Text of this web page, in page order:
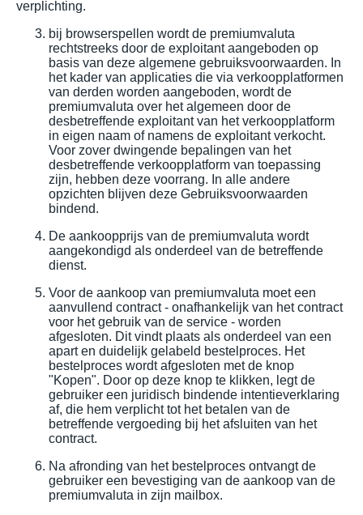
verplichting.
bij browserspellen wordt de premiumvaluta
rechtstreeks door de exploitant aangeboden op
basis van deze algemene gebruiksvoorwaarden. In
het kader van applicaties die via verkoopplatformen
van derden worden aangeboden, wordt de
premiumvaluta over het algemeen door de
desbetreffende exploitant van het verkoopplatform
in eigen naam of namens de exploitant verkocht.
Voor zover dwingende bepalingen van het
desbetreffende verkoopplatform van toepassing
zijn, hebben deze voorrang. In alle andere
opzichten blijven deze Gebruiksvoorwaarden
bindend.
De aankoopprijs van de premiumvaluta wordt
aangekondigd als onderdeel van de betreffende
dienst.
Voor de aankoop van premiumvaluta moet een
aanvullend contract - onafhankelijk van het contract
voor het gebruik van de service - worden
afgesloten. Dit vindt plaats als onderdeel van een
apart en duidelijk gelabeld bestelproces. Het
bestelproces wordt afgesloten met de knop
"Kopen". Door op deze knop te klikken, legt de
gebruiker een juridisch bindende intentieverklaring
af, die hem verplicht tot het betalen van de
betreffende vergoeding bij het afsluiten van het
contract.
Na afronding van het bestelproces ontvangt de
gebruiker een bevestiging van de aankoop van de
premiumvaluta in zijn mailbox.